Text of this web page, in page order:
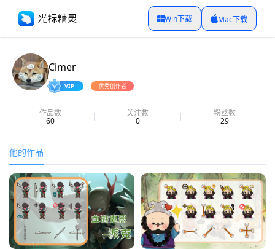
Win下载 Mac下载
Cimer
VIP 优秀创作者
作品数
60
关注数
0
粉丝数
29
他的作品